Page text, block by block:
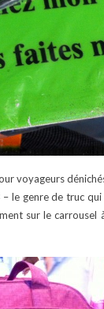
voyageurs
le genre de truc
sur le carrousel